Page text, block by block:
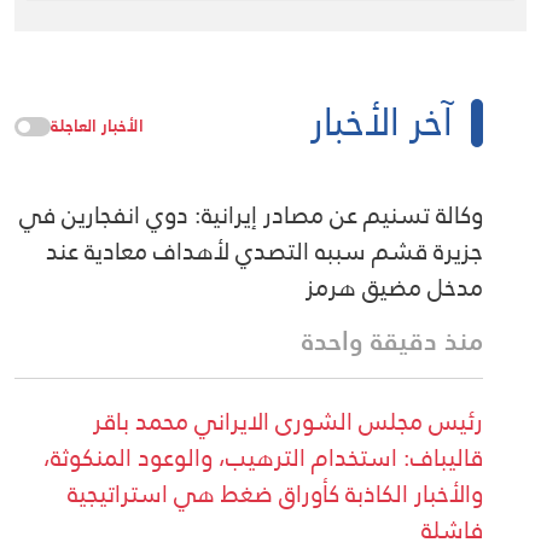
آخر الأخبار الأخبار العاجلة
وكالة تسنيم عن مصادر إيرانية: دوي انفجارين في
جزيرة قشم سببه التصدي لأهداف معادية عند
مدخل مضيق هرمز
منذ دقيقة واحدة
رئيس مجلس الشورى الايراني محمد باقر
قاليباف: استخدام الترهيب، والوعود المنكوثة،
والأخبار الكاذبة كأوراق ضغط هي استراتيجية
فاشلة